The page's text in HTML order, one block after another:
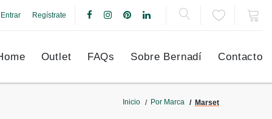
Entrar Regístrate
Outlet FAQs Sobre Bernadí Contacto
Inicio Por Marca Marset